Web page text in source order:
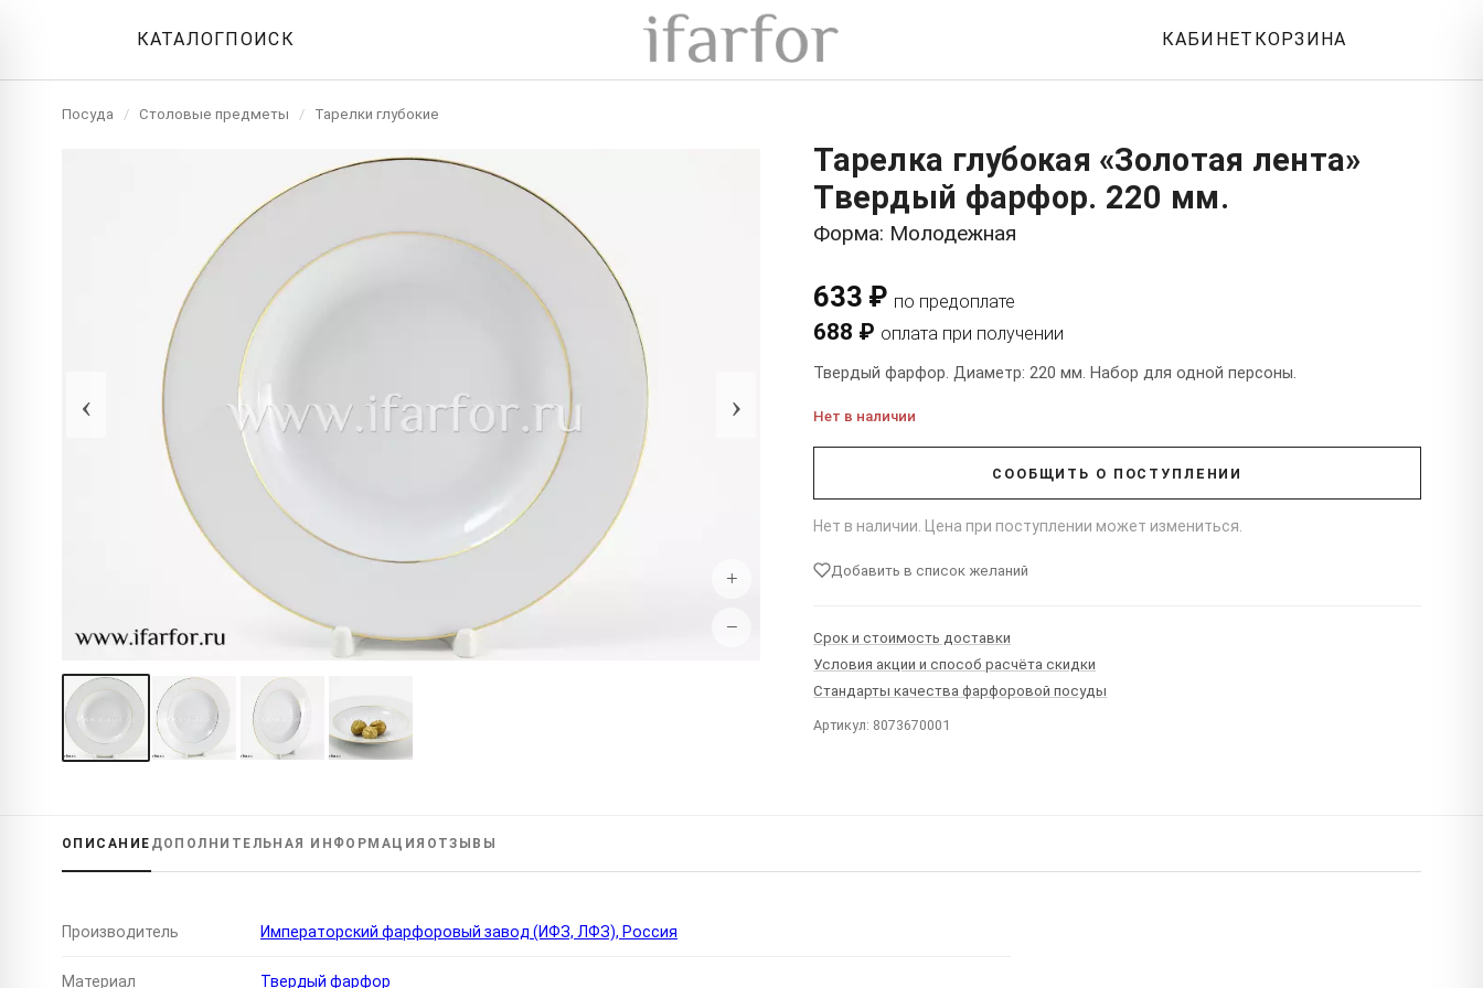
КАТАЛОГПОИСК КАБИНЕТ КОРЗИНА
Посуда / Столовые предметы / Тарелки глубокие
‹ ›
+
−
Тарелка глубокая «Золотая лента»
Твердый фарфор. 220 мм.
Форма: Молодежная
633 ₽ по предоплате
688 ₽ оплата при получении
Твердый фарфор. Диаметр: 220 мм. Набор для одной персоны.
Нет в наличии
СООБЩИТЬ О ПОСТУПЛЕНИИ
Нет в наличии. Цена при поступлении может измениться.
Добавить в список желаний
Срок и стоимость доставки
Условия акции и способ расчёта скидки
Стандарты качества фарфоровой посуды
Артикул: 8073670001
ОПИСАНИЕ ДОПОЛНИТЕЛЬНАЯ ИНФОРМАЦИЯ ОТЗЫВЫ
Производитель Императорский фарфоровый завод (ИФЗ, ЛФЗ), Россия
Материал Твердый фарфор